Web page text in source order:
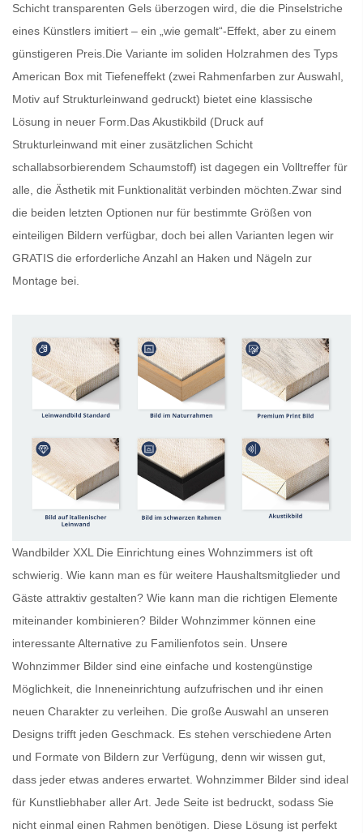
Schicht transparenten Gels überzogen wird, die die Pinselstriche
eines Künstlers imitiert – ein „wie gemalt“-Effekt, aber zu einem
günstigeren Preis.Die Variante im soliden Holzrahmen des Typs
American Box mit Tiefeneffekt (zwei Rahmenfarben zur Auswahl,
Motiv auf Strukturleinwand gedruckt) bietet eine klassische
Lösung in neuer Form.Das Akustikbild (Druck auf
Strukturleinwand mit einer zusätzlichen Schicht
schallabsorbierendem Schaumstoff) ist dagegen ein Volltreffer für
alle, die Ästhetik mit Funktionalität verbinden möchten.Zwar sind
die beiden letzten Optionen nur für bestimmte Größen von
einteiligen Bildern verfügbar, doch bei allen Varianten legen wir
GRATIS die erforderliche Anzahl an Haken und Nägeln zur
Montage bei.
Wandbilder XXL Die Einrichtung eines Wohnzimmers ist oft
schwierig. Wie kann man es für weitere Haushaltsmitglieder und
Gäste attraktiv gestalten? Wie kann man die richtigen Elemente
miteinander kombinieren? Bilder Wohnzimmer können eine
interessante Alternative zu Familienfotos sein. Unsere
Wohnzimmer Bilder sind eine einfache und kostengünstige
Möglichkeit, die Inneneinrichtung aufzufrischen und ihr einen
neuen Charakter zu verleihen. Die große Auswahl an unseren
Designs trifft jeden Geschmack. Es stehen verschiedene Arten
und Formate von Bildern zur Verfügung, denn wir wissen gut,
dass jeder etwas anderes erwartet. Wohnzimmer Bilder sind ideal
für Kunstliebhaber aller Art. Jede Seite ist bedruckt, sodass Sie
nicht einmal einen Rahmen benötigen. Diese Lösung ist perfekt